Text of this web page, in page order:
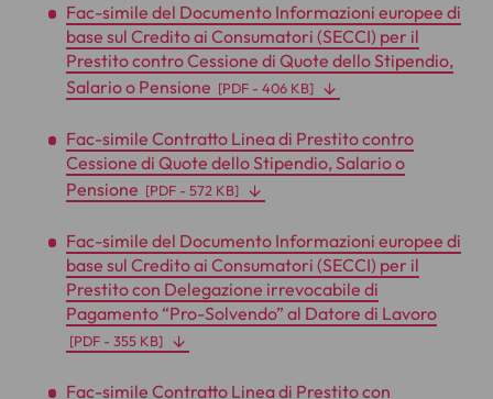
Fac-simile del Documento Informazioni europee di
base sul Credito ai Consumatori (SECCI) per il
Prestito contro Cessione di Quote dello Stipendio,
Salario o Pensione [PDF - 406 KB]
Fac-simile Contratto Linea di Prestito contro
Cessione di Quote dello Stipendio, Salario o
Pensione [PDF - 572 KB]
Fac-simile del Documento Informazioni europee di
base sul Credito ai Consumatori (SECCI) per il
Prestito con Delegazione irrevocabile di
Pagamento “Pro-Solvendo” al Datore di Lavoro
[PDF - 355 KB]
Fac-simile Contratto Linea di Prestito con